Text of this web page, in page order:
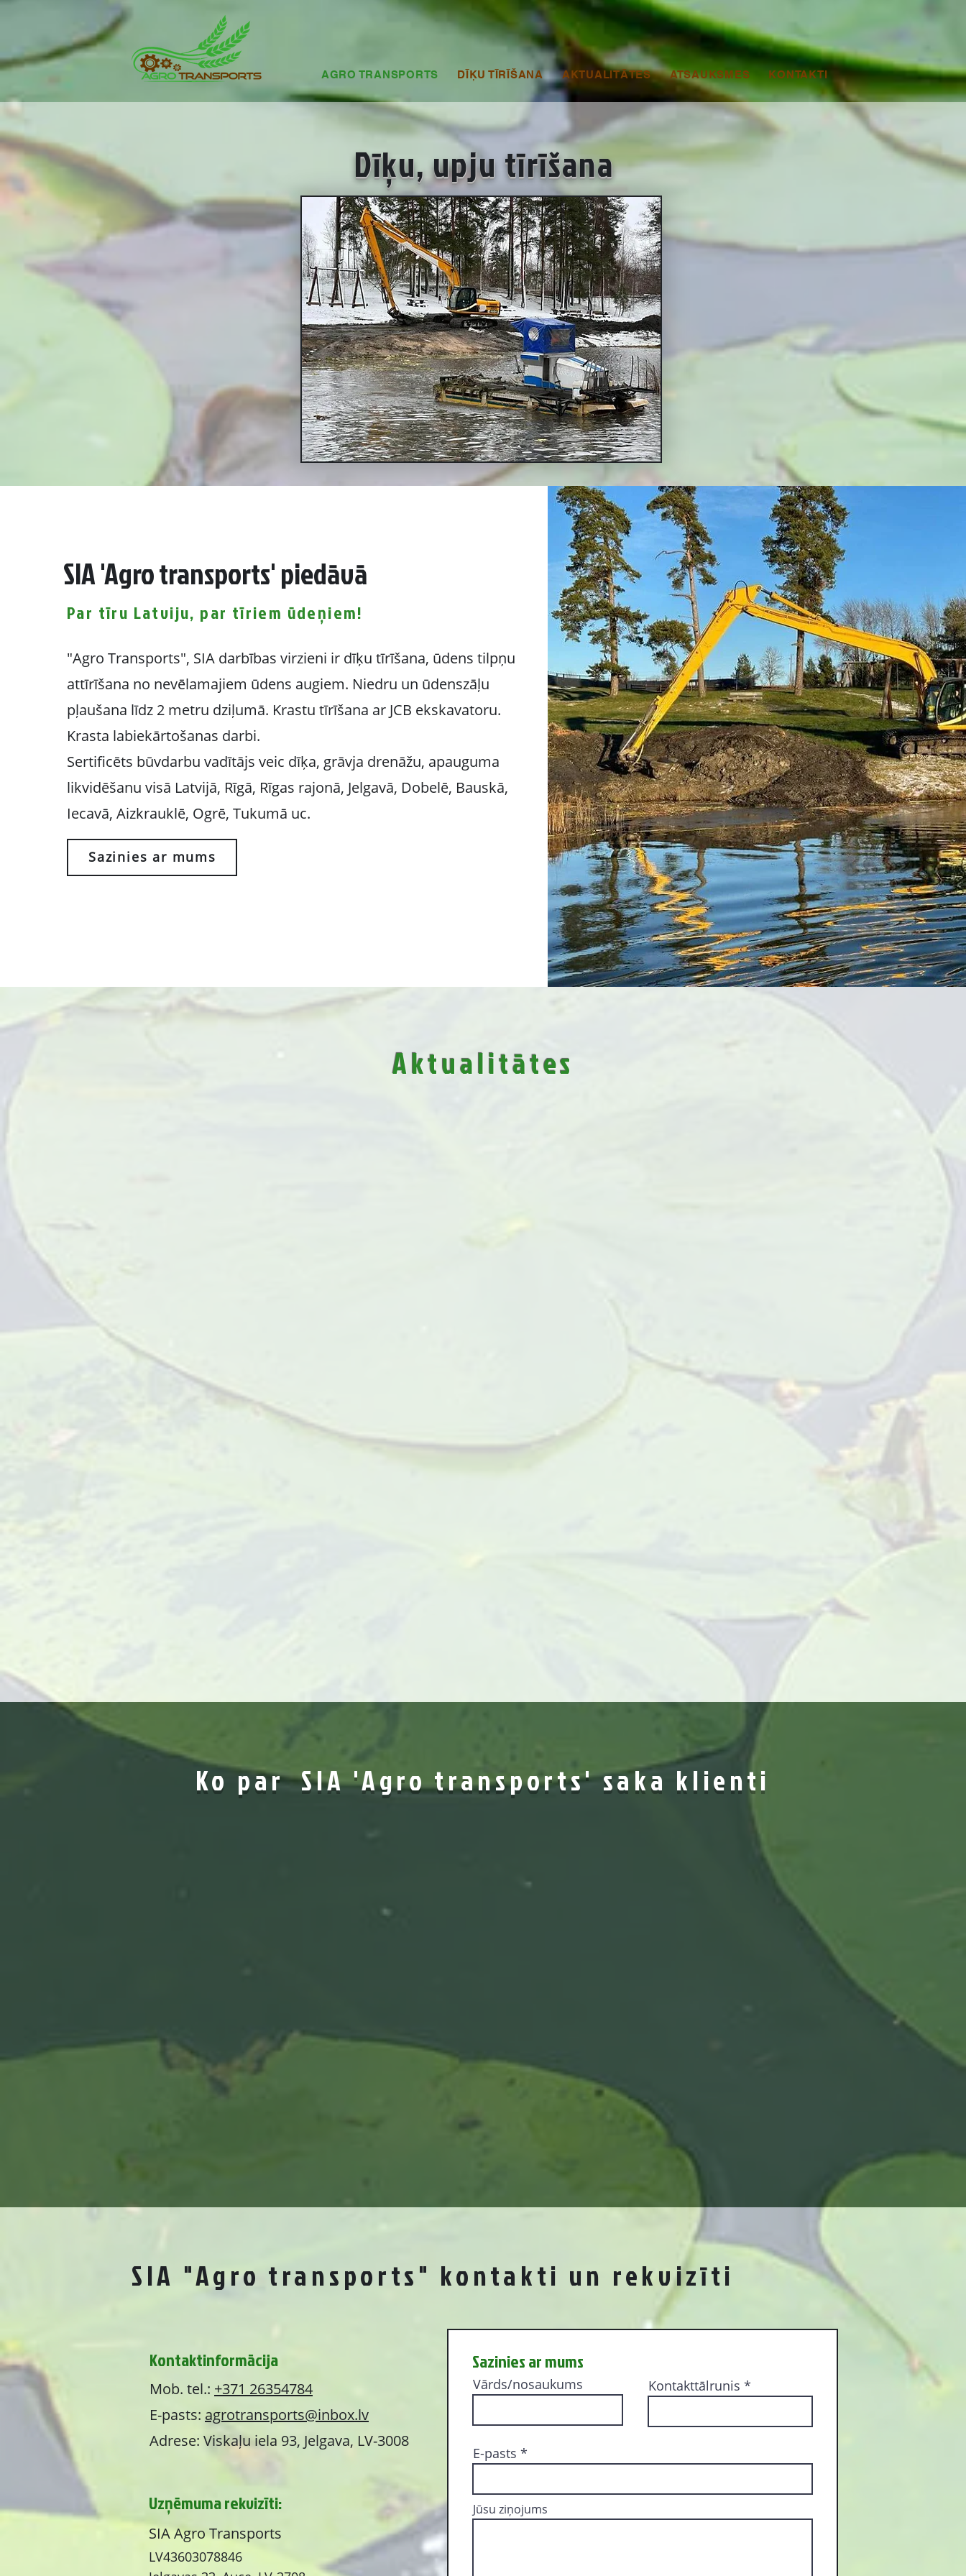
AGRO TRANSPORTS DĪĶU TĪRĪŠANA AKTUALITĀTES ATSAUKSMES KONTAKTI
Dīķu, upju tīrīšana
SIA 'Agro transports' piedāvā
Par tīru Latviju, par tīriem ūdeņiem!
"Agro Transports", SIA darbības virzieni ir dīķu tīrīšana, ūdens tilpņu
attīrīšana no nevēlamajiem ūdens augiem. Niedru un ūdenszāļu
pļaušana līdz 2 metru dziļumā. Krastu tīrīšana ar JCB ekskavatoru.
Krasta labiekārtošanas darbi.
Sertificēts būvdarbu vadītājs veic dīķa, grāvja drenāžu, apauguma
likvidēšanu visā Latvijā, Rīgā, Rīgas rajonā, Jelgavā, Dobelē, Bauskā,
Iecavā, Aizkrauklē, Ogrē, Tukumā uc.
Sazinies ar mums
Aktualitātes
Ko par SIA 'Agro transports' saka klienti
SIA "Agro transports" kontakti un rekvizīti
Kontaktinformācija
Mob. tel.: +371 26354784
E-pasts: agrotransports@inbox.lv
Adrese: Viskaļu iela 93, Jelgava, LV-3008
Uzņēmuma rekvizīti:
SIA Agro Transports
LV43603078846
Sazinies ar mums
Vārds/nosaukums Kontakttālrunis
E-pasts
Jūsu ziņojums